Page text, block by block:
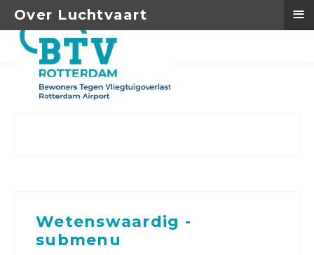
Wetenswaardig -
submenu
Over Luchtvaart ≡